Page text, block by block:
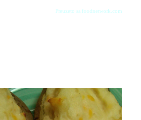
Preuzeto sa foodnetwork.com